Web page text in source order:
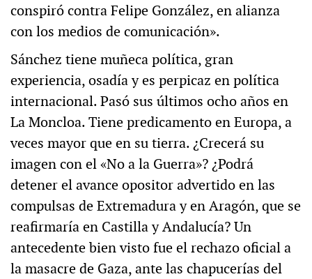
conspiró contra Felipe González, en alianza
con los medios de comunicación».
Sánchez tiene muñeca política, gran
experiencia, osadía y es perpicaz en política
internacional. Pasó sus últimos ocho años en
La Moncloa. Tiene predicamento en Europa, a
veces mayor que en su tierra. ¿Crecerá su
imagen con el «No a la Guerra»? ¿Podrá
detener el avance opositor advertido en las
compulsas de Extremadura y en Aragón, que se
reafirmaría en Castilla y Andalucía? Un
antecedente bien visto fue el rechazo oficial a
la masacre de Gaza, ante las chapucerías del